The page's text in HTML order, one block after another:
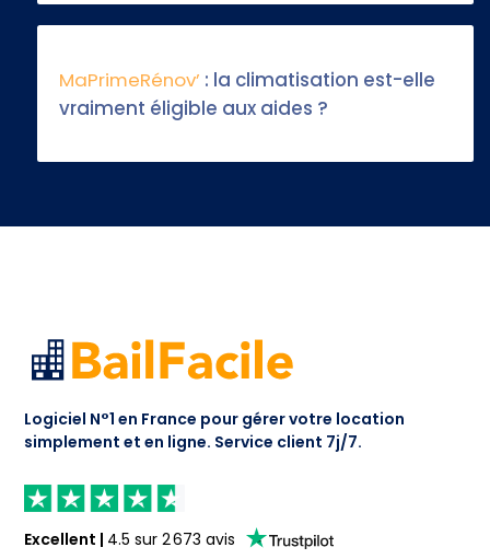
MaPrimeRénov’ : la climatisation est-elle
vraiment éligible aux aides ?
Logiciel N°1 en France pour gérer votre location
simplement et en ligne. Service client 7j/7.
Excellent | 4.5 sur2 673 avis